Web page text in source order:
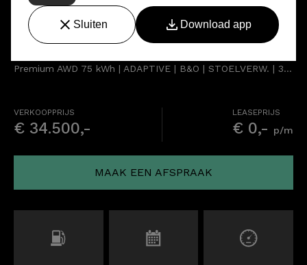
Ford Mustang Mach-E
Premium AWD 75 kWh | ADAPTIVE | B&O | STOELVERW. | 360° | LEDER
VERKOOPPRIJS
€ 34.500,-
LEASEPRIJS
€ 0,- p/m
MAAK EEN AFSPRAAK